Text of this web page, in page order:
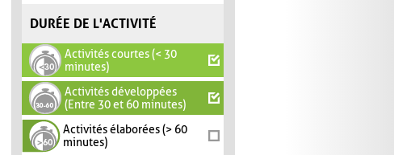
DURÉE DE L'ACTIVITÉ
Activités courtes (< 30
minutes)
Activités développées
(Entre 30 et 60 minutes)
Activités élaborées (> 60
minutes)